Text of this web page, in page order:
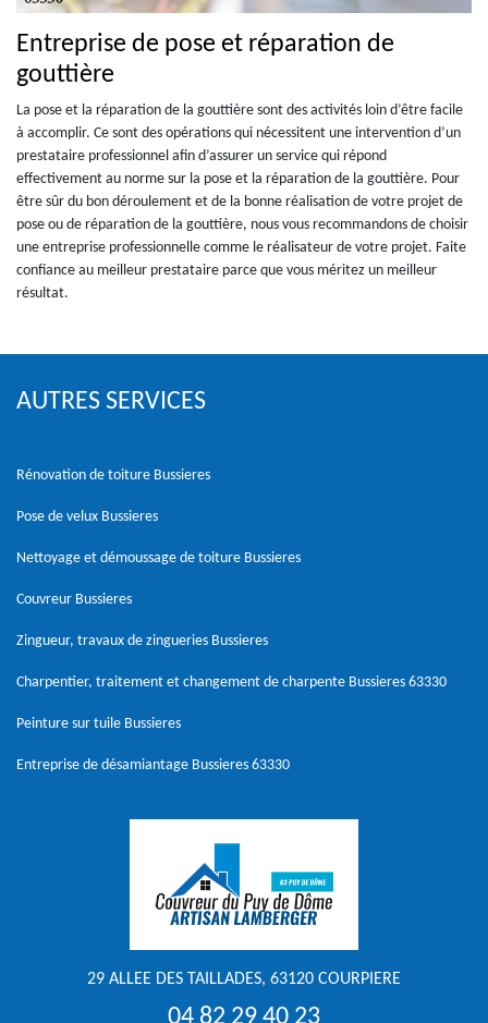
Entreprise de pose et réparation de
gouttière
La pose et la réparation de la gouttière sont des activités loin d’être facile
à accomplir. Ce sont des opérations qui nécessitent une intervention d’un
prestataire professionnel afin d’assurer un service qui répond
effectivement au norme sur la pose et la réparation de la gouttière. Pour
être sûr du bon déroulement et de la bonne réalisation de votre projet de
pose ou de réparation de la gouttière, nous vous recommandons de choisir
une entreprise professionnelle comme le réalisateur de votre projet. Faite
confiance au meilleur prestataire parce que vous méritez un meilleur
résultat.
AUTRES SERVICES
Rénovation de toiture Bussieres
Pose de velux Bussieres
Nettoyage et démoussage de toiture Bussieres
Couvreur Bussieres
Zingueur, travaux de zingueries Bussieres
Charpentier, traitement et changement de charpente Bussieres 63330
Peinture sur tuile Bussieres
Entreprise de désamiantage Bussieres 63330
29 ALLEE DES TAILLADES, 63120 COURPIERE
04 82 29 40 23